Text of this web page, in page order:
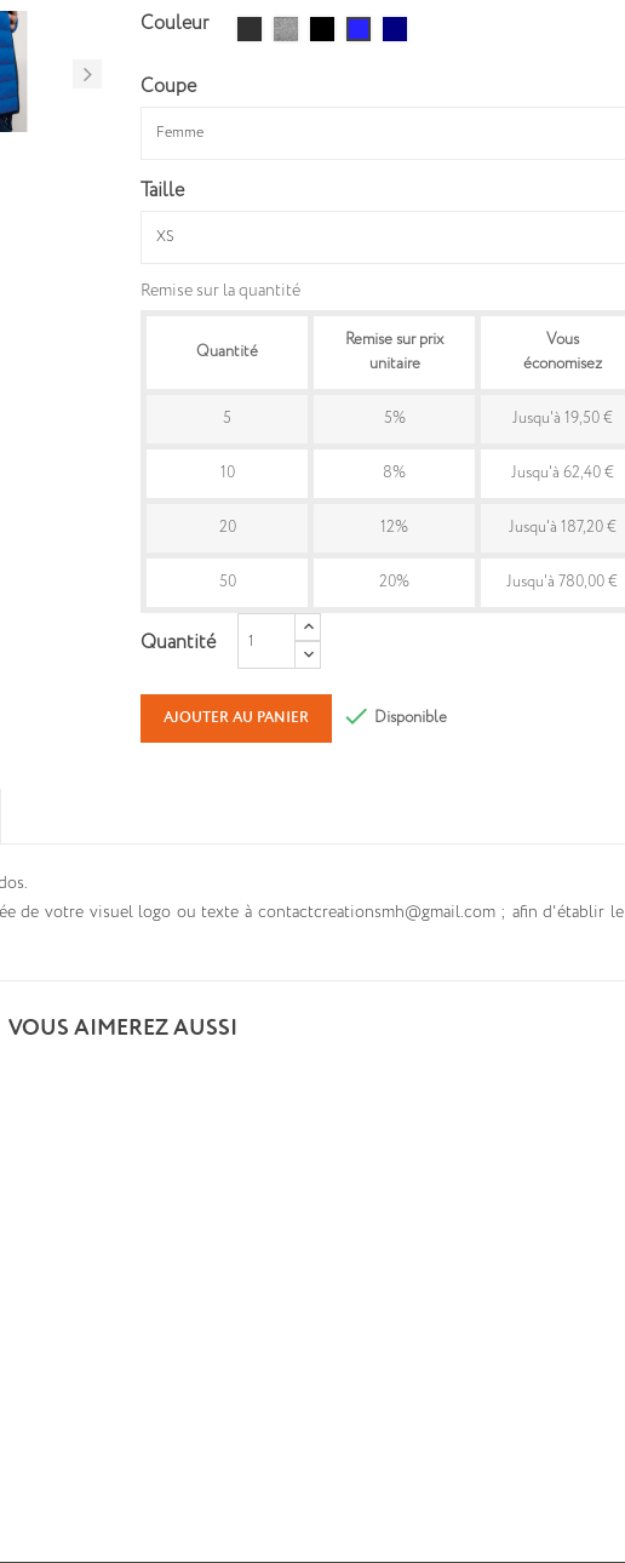
Couleur anthracite
Gris
Coupe
Taille
Remise sur la quantité
Quantité
Remise sur prix
unitaire
Vous
économisez
5 5% Jusqu'à 19,50 €
10 8% Jusqu'à 62,40 €
20 12% Jusqu'à 187,20 €
50 20% Jusqu'à 780,00 €
Quantité
AJOUTER AU PANIER  Disponible
de votre visuel logo ou texte à contactcreationsmh@gmail.com ; afin d'établir le
VOUS AIMEREZ AUSSI